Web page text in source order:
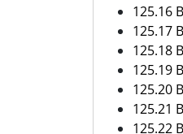
125.16
125.17
125.18
125.19
125.20
125.21
125.22